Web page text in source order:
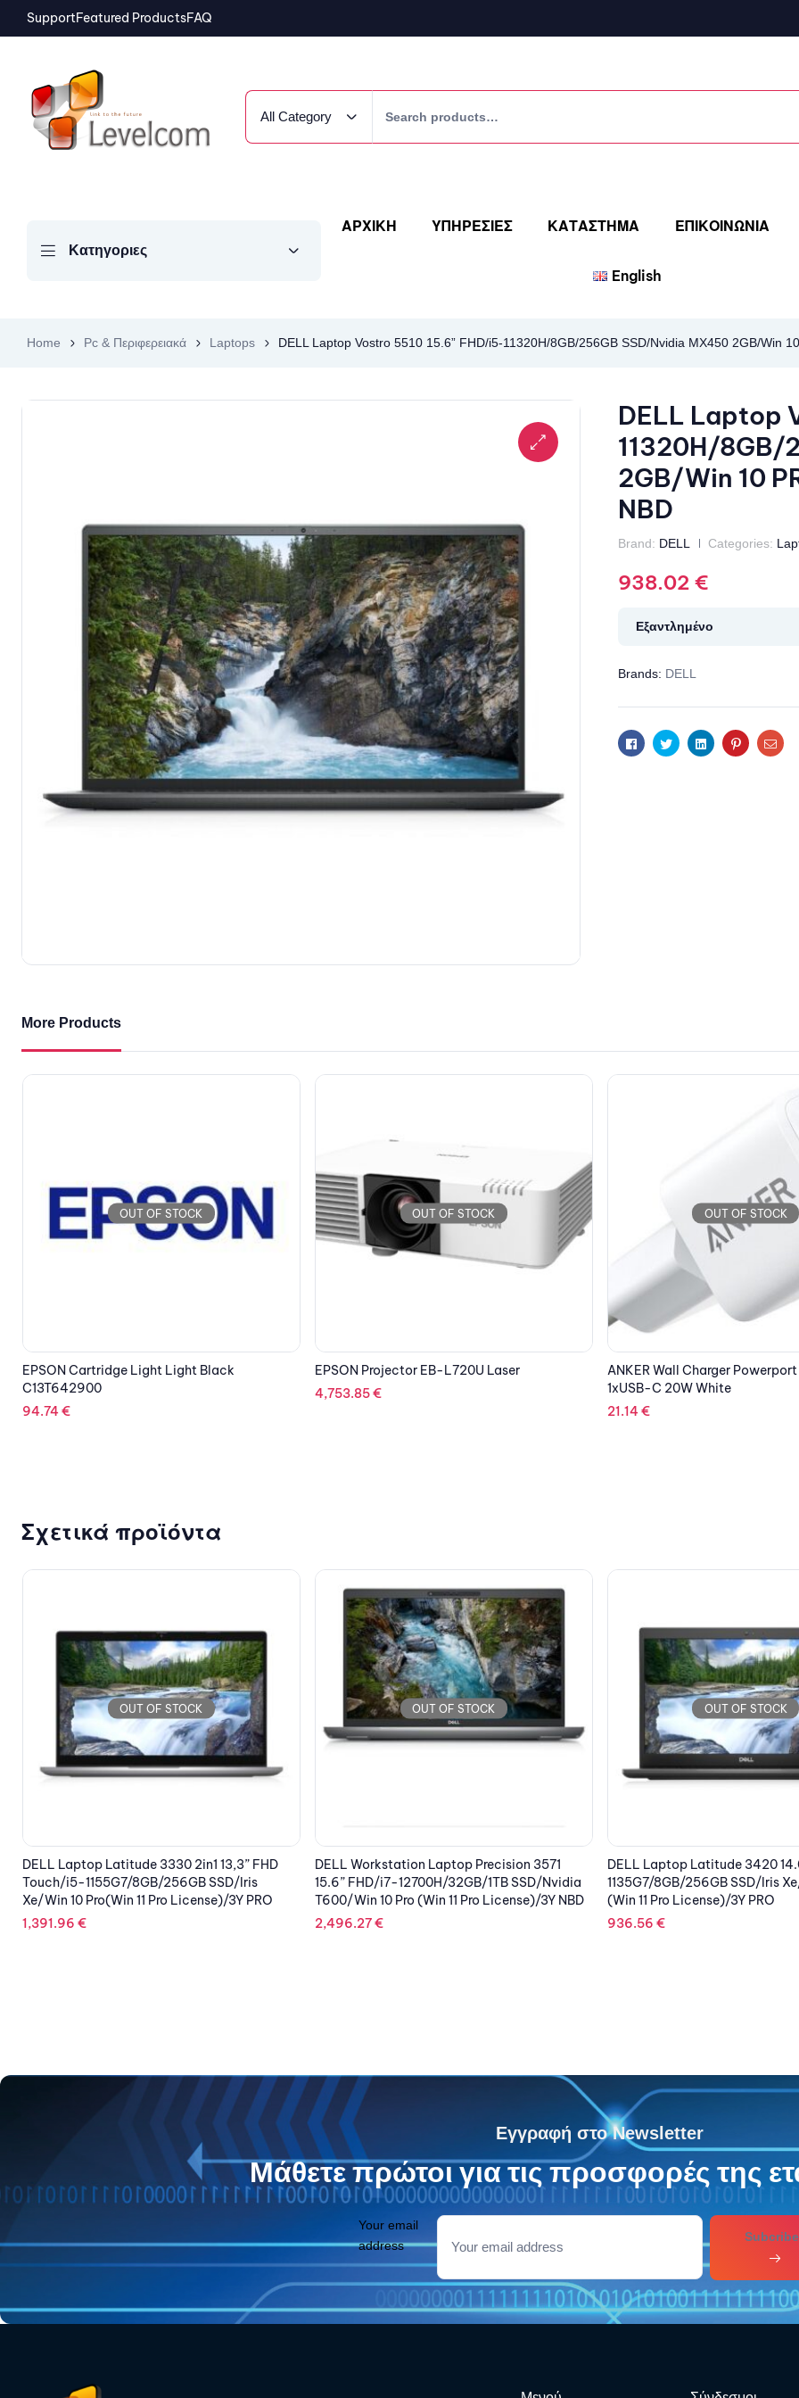
SupportFeatured ProductsFAQ
All Category
Κατηγοριες
ΑΡΧΙΚΗ ΥΠΗΡΕΣΙΕΣ ΚΑΤΑΣΤΗΜΑ ΕΠΙΚΟΙΝΩΝΙΑ
English
Home Pc & Περιφερειακά Laptops DELL Laptop Vostro 5510 15.6” FHD/i5-11320H/8GB/256GB SSD/Nvidia MX450 2GB/Win
DELL Laptop
11320H/8GB/
2GB/Win 10
NBD
Brand: DELL Categories:
938.02 €
Εξαντλημένο
Brands: DELL
FacebookTwitterLinkedinPinterestEmail
More Products
OUT OF STOCK
EPSON Projector EB-L720U Laser
4,753.85€
OUT OF STOCK
ANKER Wall Charger Powerport III Nano
1xUSB-C 20W White
OUT OF STOCK
EPSON Maintenance Box
43.11€
Σχετικά προϊόντα
OUT OF STOCK
DELL Workstation Laptop Precision 3571
15.6” FHD/i7-12700H/32GB/1TB SSD/Nvidia
T600/Win 10 Pro (Win 11 Pro License)/3Y NBD
2,496.27€
OUT OF STOCK
DELL Laptop Latitude 3420 14.0” FHD/i5-
1135G7/8GB/256GB SSD/Iris Xe/Win 10 Pro
(Win 11 Pro License)/3Y PRO
936.56€
OUT OF STOCK
DELL Laptop Latitude 5430
1255U/16GB/512GB SSD/Iris
(Win 11 Pro License)/3Y PRO
1,533.21€
Εγγραφή στο Newsletter
Μάθετε πρώτοι για τις προσφορές της
Your email
address